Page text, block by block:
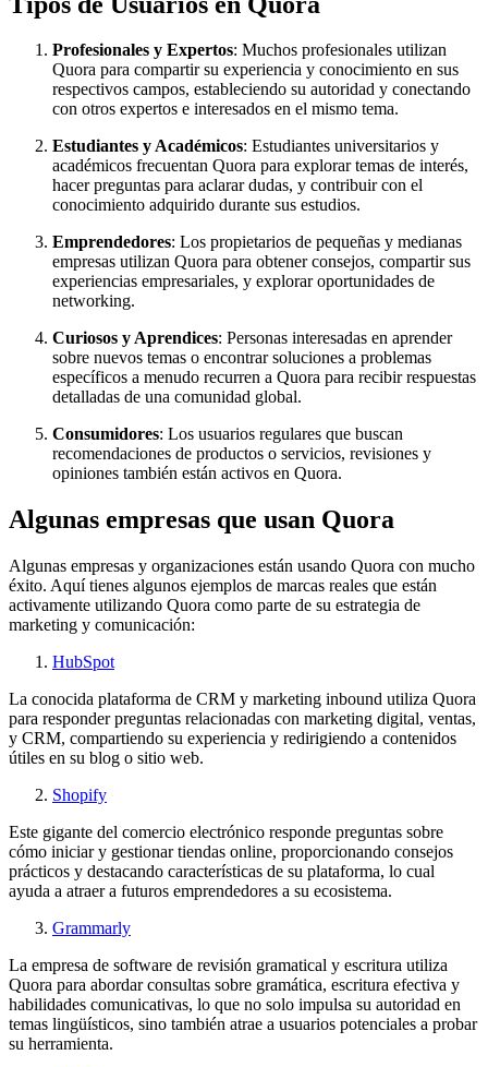
Profesionales y Expertos: Muchos profesionales utilizan
Quora para compartir su experiencia y conocimiento en sus
respectivos campos, estableciendo su autoridad y conectando
con otros expertos e interesados en el mismo tema.
Estudiantes y Académicos: Estudiantes universitarios y
académicos frecuentan Quora para explorar temas de interés,
hacer preguntas para aclarar dudas, y contribuir con el
conocimiento adquirido durante sus estudios.
Emprendedores: Los propietarios de pequeñas y medianas
empresas utilizan Quora para obtener consejos, compartir sus
experiencias empresariales, y explorar oportunidades de
networking.
Curiosos y Aprendices: Personas interesadas en aprender
sobre nuevos temas o encontrar soluciones a problemas
específicos a menudo recurren a Quora para recibir respuestas
detalladas de una comunidad global.
Consumidores: Los usuarios regulares que buscan
recomendaciones de productos o servicios, revisiones y
opiniones también están activos en Quora.
Algunas empresas que usan Quora
Algunas empresas y organizaciones están usando Quora con mucho
éxito. Aquí tienes algunos ejemplos de marcas reales que están
activamente utilizando Quora como parte de su estrategia de
marketing y comunicación:
HubSpot
La conocida plataforma de CRM y marketing inbound utiliza Quora
para responder preguntas relacionadas con marketing digital, ventas,
y CRM, compartiendo su experiencia y redirigiendo a contenidos
útiles en su blog o sitio web.
Shopify
Este gigante del comercio electrónico responde preguntas sobre
cómo iniciar y gestionar tiendas online, proporcionando consejos
prácticos y destacando características de su plataforma, lo cual
ayuda a atraer a futuros emprendedores a su ecosistema.
Grammarly
La empresa de software de revisión gramatical y escritura utiliza
Quora para abordar consultas sobre gramática, escritura efectiva y
habilidades comunicativas, lo que no solo impulsa su autoridad en
temas lingüísticos, sino también atrae a usuarios potenciales a probar
su herramienta.